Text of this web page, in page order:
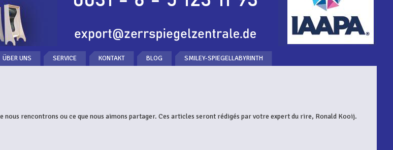
ÜBER UNS SERVICE KONTAKT BLOG SMILEY-SPIEGELLABYRINTH
rencontrons ou ce que nous aimons partager. Ces articles seront rédigés par votre expert du rire, Ronald Kooij.